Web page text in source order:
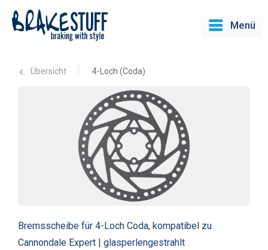
Menü
Übersicht 4-Loch (Coda)
Bremsscheibe für 4-Loch Coda, kompatibel zu
Cannondale Expert | glasperlengestrahlt